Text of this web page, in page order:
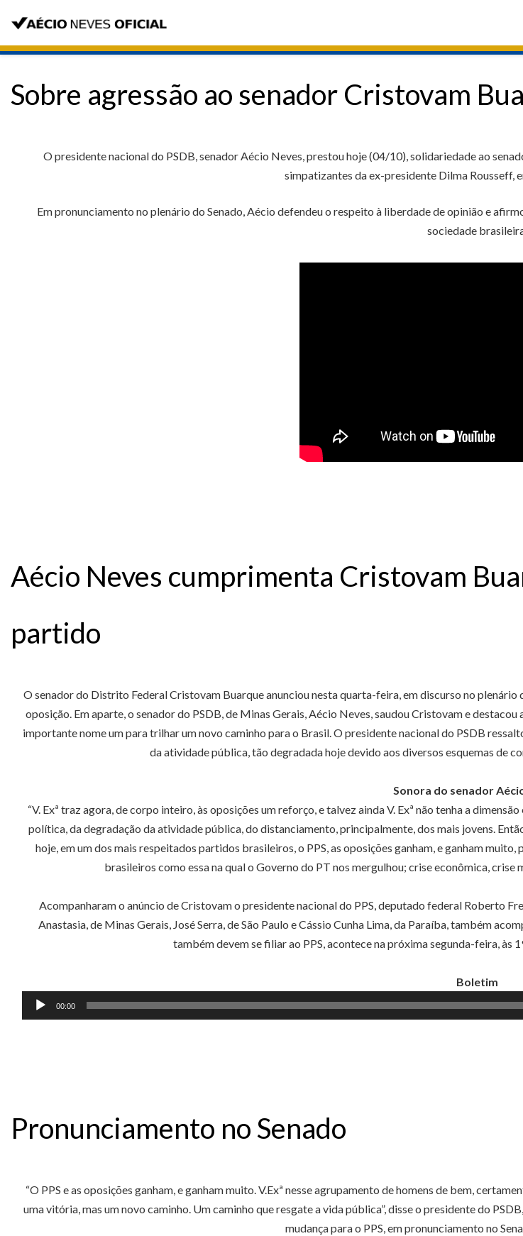
Sobre agressão ao senador Cristovam
O presidente nacional do PSDB, senador Aécio Neves, prestou hoje (04/10), solidariedade ao
simpatizantes da ex-presidente Dilma Rousseff,
Em pronunciamento no plenário do Senado, Aécio defendeu o respeito à liberdade de opinião e
sociedade
Aécio Neves cumprimenta Cristovam
partido
O senador do Distrito Federal Cristovam Buarque anunciou nesta quarta-feira, em discurso no plenário
oposição. Em aparte, o senador do PSDB, de Minas Gerais, Aécio Neves, saudou Cristovam e
importante nome um para trilhar um novo caminho para o Brasil. O presidente nacional do PSDB
da atividade pública, tão degradada hoje devido aos diversos esquemas de
Sonora do senador
“V. Exª traz agora, de corpo inteiro, às oposições um reforço, e talvez ainda V. Exª não tenha a
política, da degradação da atividade pública, do distanciamento, principalmente, dos mais jovens.
hoje, em um dos mais respeitados partidos brasileiros, o PPS, as oposições ganham, e ganham
brasileiros como essa na qual o Governo do PT nos mergulhou; crise econômica, crise
Acompanharam o anúncio de Cristovam o presidente nacional do PPS, deputado federal Roberto
Anastasia, de Minas Gerais, José Serra, de São Paulo e Cássio Cunha Lima, da Paraíba, também
também devem se filiar ao PPS, acontece na próxima segunda-feira, às
Boletim
Tocador
de
00:00
Pronunciamento no Senado
“O PPS e as oposições ganham, e ganham muito. V.Exª nesse agrupamento de homens de bem,
uma vitória, mas um novo caminho. Um caminho que resgate a vida pública”, disse o presidente do
mudança para o PPS, em pronunciamento no